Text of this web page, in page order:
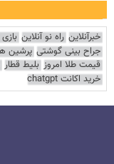
خبرآنلاین راه نو آنلاین
جراح بینی گوشتی پرشین
قیمت طلا امروز بلیط قطار
خرید اکانت chatgpt